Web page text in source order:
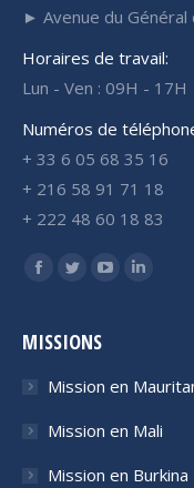
► Avenue du Général
Horaires de travail:
Lun - Ven : 09H - 17H
Numéros de
+ 33 6 05 68 35 16
+ 216 58 91 71 18
+ 222 48 60 18 83
Trouvez nous sur :
Facebook
opens
new
window
Twitter
opens
new
window
new
window
new
window
MISSIONS
Mission en
Mission en Mali
Mission en Burkina